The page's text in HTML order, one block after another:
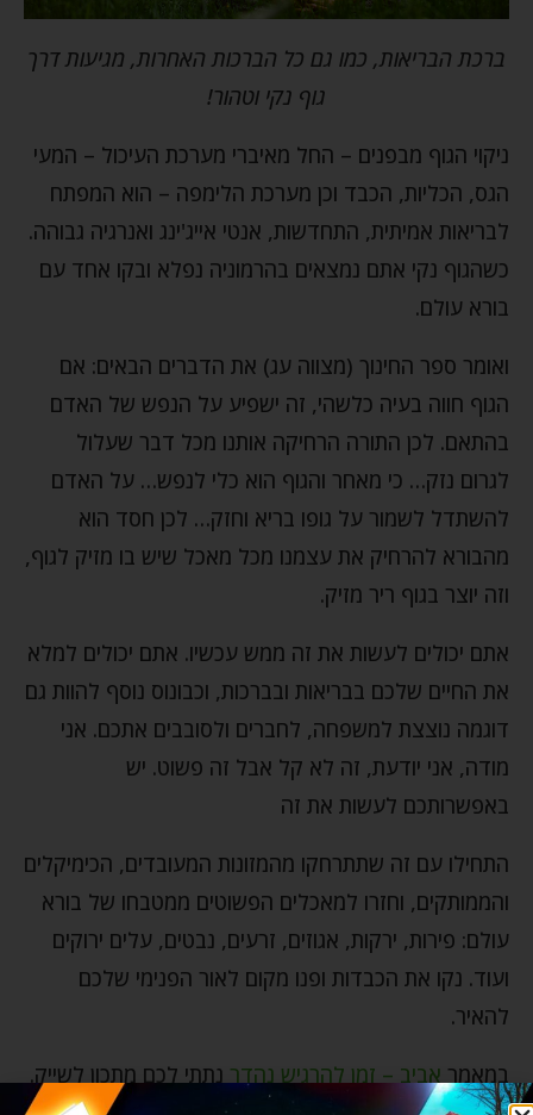
ברכת הבריאות, כמו גם כל הברכות האחרות, מגיעות דרך
גוף נקי וטהור!
ניקוי הגוף מבפנים – החל מאיברי מערכת העיכול – המעי
הגס, הכליות, הכבד וכן מערכת הלימפה – הוא המפתח
לבריאות אמיתית, התחדשות, אנטי אייג'ינג ואנרגיה גבוהה.
כשהגוף נקי אתם נמצאים בהרמוניה נפלא ובקו אחד עם
בורא עולם.
ואומר ספר החינוך (מצווה עג) את הדברים הבאים: אם
הגוף חווה בעיה כלשהי, זה ישפיע על הנפש של האדם
בהתאם. לכן התורה הרחיקה אותנו מכל דבר שעלול
לגרום נזק… כי מאחר והגוף הוא כלי לנפש… על האדם
להשתדל לשמור על גופו בריא וחזק… לכן חסד הוא
מהבורא להרחיק את עצמנו מכל מאכל שיש בו מזיק לגוף,
וזה יוצר בגוף ריר מזיק.
אתם יכולים לעשות את זה ממש עכשיו. אתם יכולים למלא
את החיים שלכם בבריאות ובברכות, וכבונוס נוסף להוות גם
דוגמה נוצצת למשפחה, לחברים ולסובבים אתכם. אני
מודה, אני יודעת, זה לא קל אבל זה פשוט. יש
באפשרותכם לעשות את זה
התחילו עם זה שתתרחקו מהמזונות המעובדים, הכימיקלים
והממותקים, וחזרו למאכלים הפשוטים ממטבחו של בורא
עולם: פירות, ירקות, אגוזים, זרעים, נבטים, עלים ירוקים
ועוד. נקו את הכבדות ופנו מקום לאור הפנימי שלכם
להאיר.
במאמר אביב – זמן להרגיש נהדר נתתי לכם מתכון לשייק.